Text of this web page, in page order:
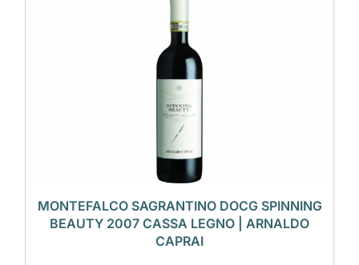
MONTEFALCO SAGRANTINO DOCG SPINNING
BEAUTY 2007 CASSA LEGNO | ARNALDO
CAPRAI